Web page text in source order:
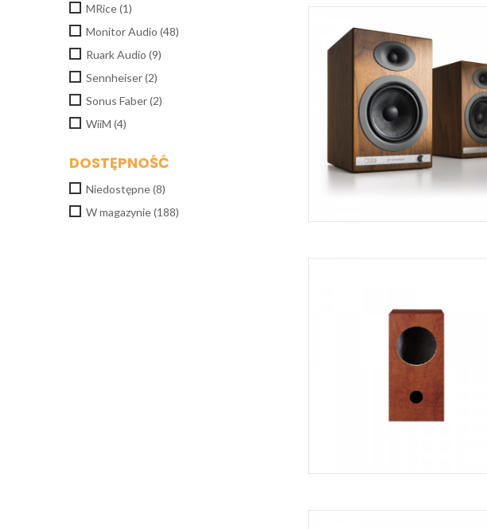
MRice(1)
Monitor Audio (48)
Ruark Audio (9)
Sennheiser(2)
Sonus Faber(2)
WiiM (4)
DOSTĘPNOŚĆ
Niedostępne(8)
W magazynie(188)